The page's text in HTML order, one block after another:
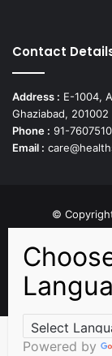
Contact
Address : E-1004,
Ghaziabad, 201002
Phone : 91-
Email :
©
Powered by